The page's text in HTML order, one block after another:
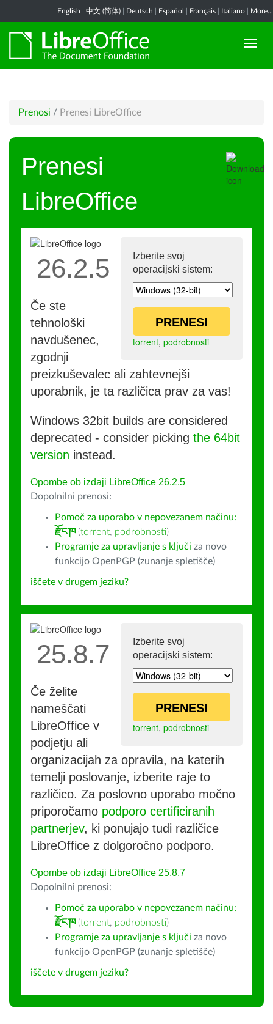
English 中文 (简体) Deutsch Español Français Italiano More...
Prenosi / Prenesi LibreOffice
Prenesi
LibreOffice
Izberite svoj
operacijski sistem:
PRENESI
torrent, podrobnosti
26.2.5
Če ste
tehnološki
navdušenec,
zgodnji
preizkuševalec ali zahtevnejši
uporabnik, je ta različica prav za vas!
Windows 32bit builds are considered
deprecated - consider picking the 64bit
version instead.
Opombe ob izdaji LibreOffice 26.2.5
Dopolnilni prenosi:
Pomoč za uporabo v nepovezanem načinu:
རྫོང་ཁ (torrent, podrobnosti)
Programje za upravljanje s ključi za novo
funkcijo OpenPGP (zunanje spletišče)
iščete v drugem jeziku?
Izberite svoj
operacijski sistem:
PRENESI
torrent, podrobnosti
25.8.7
Če želite
nameščati
LibreOffice v
podjetju ali
organizacijah za opravila, na katerih
temelji poslovanje, izberite raje to
različico. Za poslovno uporabo močno
priporočamo podporo certificiranih
partnerjev, ki ponujajo tudi različice
LibreOffice z dolgoročno podporo.
Opombe ob izdaji LibreOffice 25.8.7
Dopolnilni prenosi:
Pomoč za uporabo v nepovezanem načinu:
རྫོང་ཁ (torrent, podrobnosti)
Programje za upravljanje s ključi za novo
funkcijo OpenPGP (zunanje spletišče)
iščete v drugem jeziku?